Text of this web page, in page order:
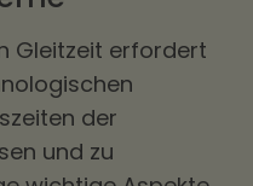
Gleitzeit erfordert
der
und zu